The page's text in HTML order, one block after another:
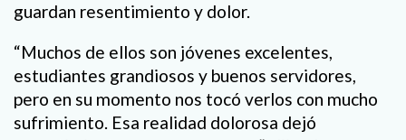
guardan resentimiento y dolor.
“Muchos de ellos son jóvenes excelentes,
estudiantes grandiosos y buenos servidores,
pero en su momento nos tocó verlos con mucho
sufrimiento. Esa realidad dolorosa dejó